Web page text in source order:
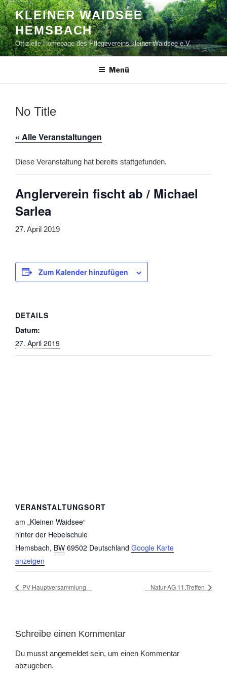
Zum
Inhalt
springen
KLEINER WAIDSEE
HEMSBACH
Offizielle Homepage des Pflegevereins kleiner Waidsee e.V.
Menü
No Title
« Alle Veranstaltungen
Diese Veranstaltung hat bereits stattgefunden.
Anglerverein fischt ab / Michael
Sarlea
27. April 2019
Zum Kalender hinzufügen
DETAILS
Datum:
27. April 2019
VERANSTALTUNGSORT
am „Kleinen Waidsee“
hinter der Hebelschule
Hemsbach, BW 69502 Deutschland Google Karte
anzeigen
PV Hauptversammlung Natur-AG 11.Treffen
Schreibe einen Kommentar
Du musst angemeldet sein, um einen Kommentar
abzugeben.